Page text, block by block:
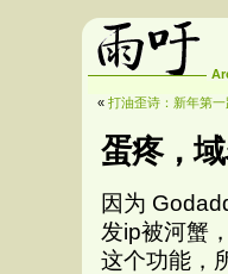
« 打油歪诗：新年第一
蛋疼，
因为
发ip被河蟹
这个功能，